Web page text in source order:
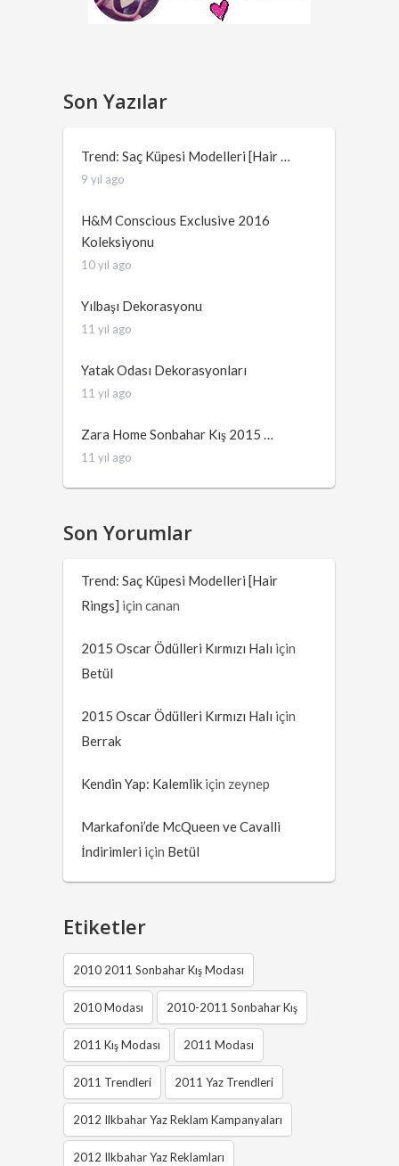
Son Yazılar
Trend: Saç Küpesi Modelleri [Hair …
9 yıl ago
H&M Conscious Exclusive 2016
Koleksiyonu
10 yıl ago
Yılbaşı Dekorasyonu
11 yıl ago
Yatak Odası Dekorasyonları
11 yıl ago
Zara Home Sonbahar Kış 2015 …
11 yıl ago
Son Yorumlar
Trend: Saç Küpesi Modelleri [Hair
Rings] içincanan
2015 Oscar Ödülleri Kırmızı Halı için
Betül
2015 Oscar Ödülleri Kırmızı Halı için
Berrak
Kendin Yap: Kalemlik için zeynep
Markafoni’de McQueen ve Cavalli
İndirimleri için Betül
Etiketler
2010 2011 Sonbahar Kış Modası
2010 Modası 2010-2011 Sonbahar Kış
2011 Kış Modası 2011 Modası
2011 Trendleri 2011 Yaz Trendleri
2012 Ilkbahar Yaz Reklam Kampanyaları
2012 Ilkbahar Yaz Reklamları